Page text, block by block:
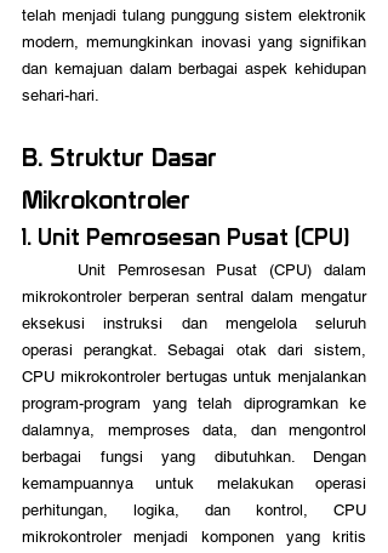
telah menjadi tulang punggung sistem elektronik
modern, memungkinkan inovasi yang signifikan
dan kemajuan dalam berbagai aspek kehidupan
sehari-hari.
B. Struktur Dasar
Mikrokontroler
1. Unit Pemrosesan Pusat (CPU)
mikrokontroler berperan sentral dalam mengatur
eksekusi instruksi dan mengelola seluruh
operasi perangkat. Sebagai otak dari sistem,
CPU mikrokontroler bertugas untuk menjalankan
program-program yang telah diprogramkan ke
dalamnya, memproses data, dan mengontrol
berbagai fungsi yang dibutuhkan. Dengan
kemampuannya untuk melakukan operasi
perhitungan, logika, dan kontrol, CPU
mikrokontroler menjadi komponen yang kritis